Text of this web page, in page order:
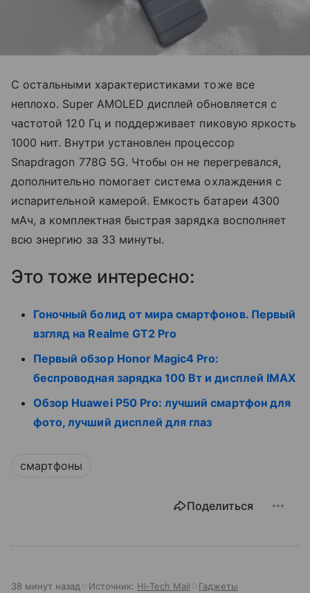
С остальными характеристиками тоже все
неплохо. Super AMOLED дисплей обновляется с
частотой 120 Гц и поддерживает пиковую яркость
1000 нит. Внутри установлен процессор
Snapdragon 778G 5G. Чтобы он не перегревался,
дополнительно помогает система охлаждения с
испарительной камерой. Емкость батареи 4300
мАч, а комплектная быстрая зарядка восполняет
всю энергию за 33 минуты.
Это тоже интересно:
Гоночный болид от мира смартфонов. Первый
взгляд на Realme GT2 Pro
Первый обзор Honor Magic4 Pro:
беспроводная зарядка 100 Вт и дисплей IMAX
Обзор Huawei P50 Pro: лучший смартфон для
фото, лучший дисплей для глаз
смартфоны
Поделиться
38 минут назад Источник: Hi-Tech Mail Гаджеты